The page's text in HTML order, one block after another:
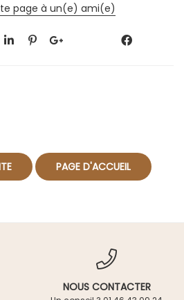
page à un(e) ami(e)
NOUS CONTACTER